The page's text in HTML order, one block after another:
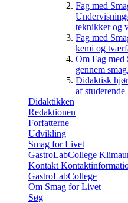
Fag med
teknikker og
Fag med
kemi og
Om Fag med
gennem
Didaktisk
af studerende
Didaktikken
Redaktionen
Forfatterne
Udvikling
Smag for Livet
GastroLabCollege
Kontakt
GastroLabCollege
Om Smag for Livet
Søg